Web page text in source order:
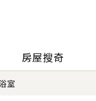
房屋搜奇
室